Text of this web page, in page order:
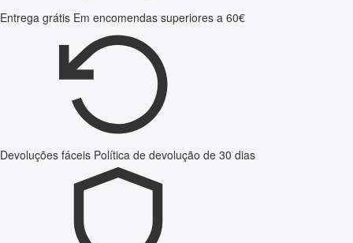
Entrega grátis Em encomendas superiores a 60€
Devoluções fáceis Política de devolução de 30 dias